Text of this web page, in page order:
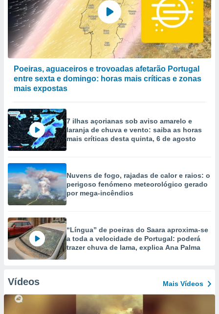
Poeiras, aguaceiros e trovoadas afetarão Portugal
entre sexta e domingo: horas mais críticas e zonas
mais expostas
7 ilhas açorianas sob aviso amarelo e
laranja de chuva e vento: saiba as horas
mais críticas desta quinta, 6 de agosto
Nuvens de fogo, rajadas de calor e raios: o
perigoso fenómeno meteorológico gerado
por mega-incêndios
“Língua” de poeiras do Saara aproxima-se
a toda a velocidade de Portugal: poderá
trazer chuva de lama, explica Ana Palma
Vídeos Mais Vídeos